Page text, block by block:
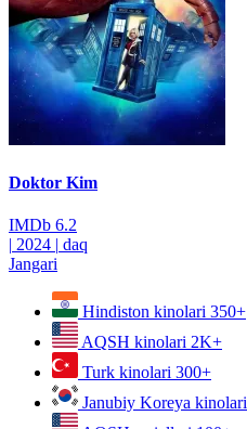
Doktor Kim
IMDb 6.2
| 2024 | daq
Jangari
Hindiston kinolari 350+
AQSH kinolari 2K+
Turk kinolari 300+
Janubiy Koreya kinolari